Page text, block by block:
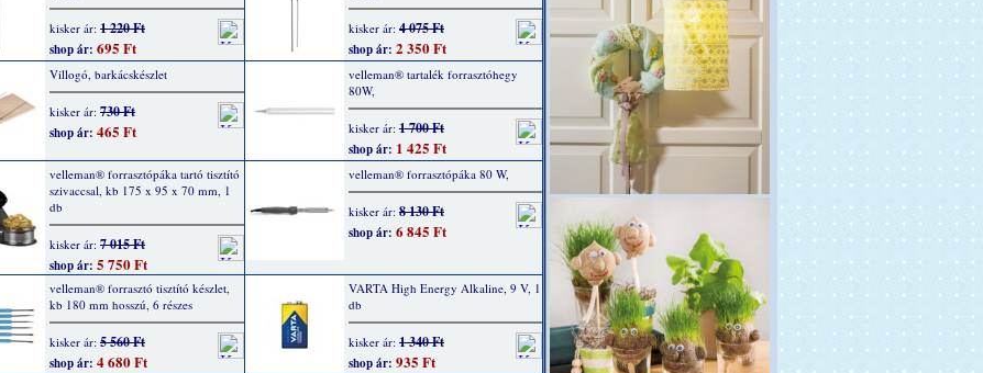
kisker ár: 1 220 Ft
shop ár: 695 Ft
kisker ár: 4 075 Ft
shop ár: 2 350 Ft
Villogó, barkácskészlet
kisker ár: 730 Ft
shop ár: 465 Ft
velleman® tartalék forrasztóhegy
80W,
kisker ár: 1 700 Ft
shop ár: 1 425 Ft
velleman® forrasztópáka tartó tisztító
szivaccsal, kb 175 x 95 x 70 mm, 1
db
kisker ár: 7 015 Ft
shop ár: 5 750 Ft
velleman® forrasztópáka 80 W,
kisker ár: 8 130 Ft
shop ár: 6 845 Ft
velleman® forrasztó tisztító készlet,
kb 180 mm hosszú, 6 részes
kisker ár: 5 560 Ft
shop ár: 4 680 Ft
VARTA High Energy Alkaline, 9 V, 1
db
kisker ár: 1 340 Ft
shop ár: 935 Ft